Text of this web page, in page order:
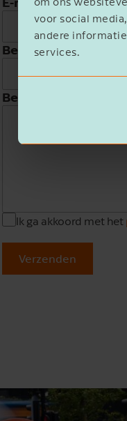
voor social
andere
services.
Bedrijfsnaam
Beschrijving
Ik ga akkoord met het
Verzenden